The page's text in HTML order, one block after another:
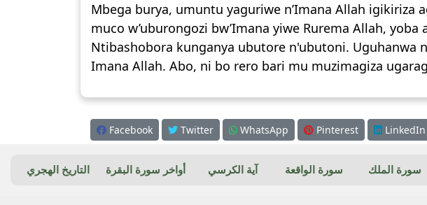
Mbega burya, umuntu yaguriwe n’Imana Allah igikiriza
muco w’uburongozi bw’Imana yiwe Rurema Allah,
Ntibashobora kunganya ubutore n'ubutoni. Uguhanwa
Imana Allah. Abo, ni bo rero bari mu muzimagiza
Facebook Twitter WhatsApp Pinterest LinkedIn
سورة الملك سورة الواقعة آية الكرسي أواخر سورة البقرة التاريخ الهجري